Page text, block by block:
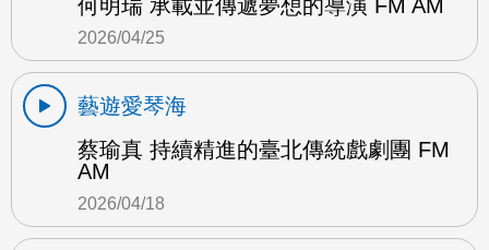
何明瑞 承載並傳遞夢想的導演 FM AM
2026/04/25
藝遊愛琴海
蔡瑜真 持續精進的臺北傳統戲劇團 FM
AM
2026/04/18